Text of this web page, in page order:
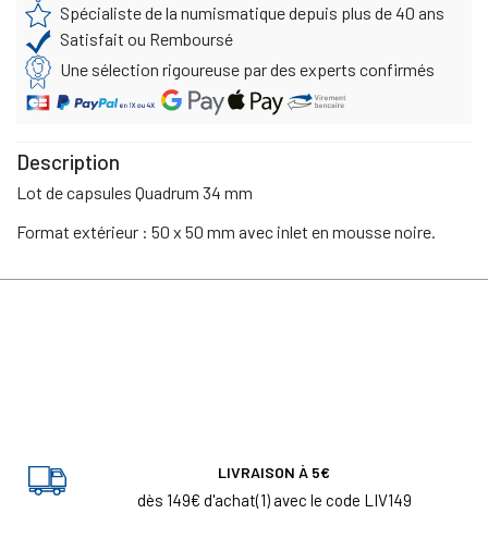
Spécialiste de la numismatique depuis plus de 40 ans
Satisfait ou Remboursé
Une sélection rigoureuse par des experts confirmés
Description
Lot de capsules Quadrum 34 mm
Format extérieur : 50 x 50 mm avec inlet en mousse noire.
LIVRAISON À 5€
dès 149€ d'achat(1) avec le code LIV149